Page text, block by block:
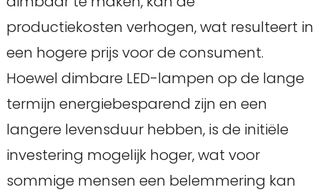
productiekosten verhogen, wat resulteert in
een hogere prijs voor de consument.
Hoewel dimbare LED-lampen op de lange
termijn energiebesparend zijn en een
langere levensduur hebben, is de initiële
investering mogelijk hoger, wat voor
sommige mensen een belemmering kan